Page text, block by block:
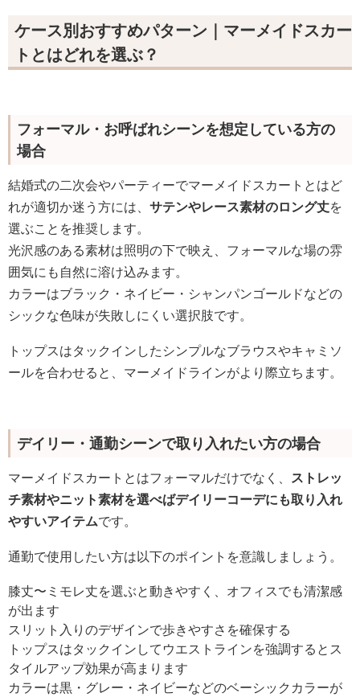
ケース別おすすめパターン｜マーメイドスカー
トとはどれを選ぶ？
フォーマル・お呼ばれシーンを想定している方の
場合
結婚式の二次会やパーティーでマーメイドスカートとはど
れが適切か迷う方には、 サテンやレース素材のロング丈を
選ぶことを推奨します。
光沢感のある素材は照明の下で映え、フォーマルな場の雰
囲気にも自然に溶け込みます。
カラーはブラック・ネイビー・シャンパンゴールドなどの
シックな色味が失敗しにくい選択肢です。
トップスはタックインしたシンプルなブラウスやキャミソ
ールを合わせると、マーメイドラインがより際立ちます。
デイリー・通勤シーンで取り入れたい方の場合
マーメイドスカートとはフォーマルだけでなく、 ストレッ
チ素材やニット素材を選べばデイリーコーデにも取り入れ
やすいアイテムです。
通勤で使用したい方は以下のポイントを意識しましょう。
膝丈〜ミモレ丈を選ぶと動きやすく、オフィスでも清潔感
が出ます
スリット入りのデザインで歩きやすさを確保する
トップスはタックインしてウエストラインを強調するとス
タイルアップ効果が高まります
カラーは黒・グレー・ネイビーなどのベーシックカラーが